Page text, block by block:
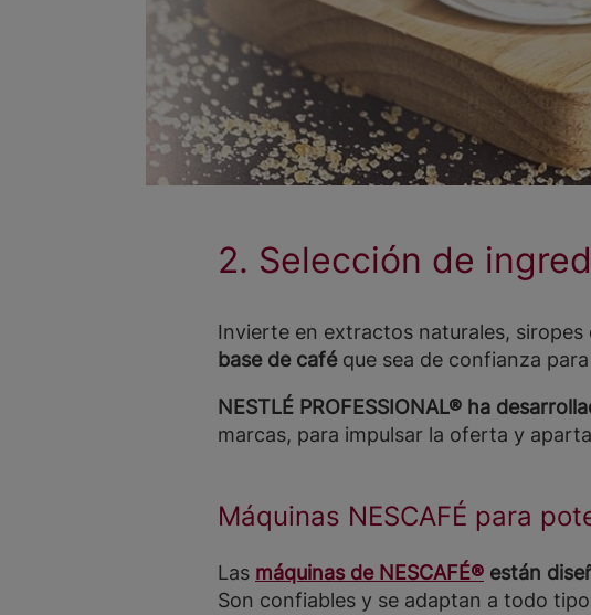
2. Selección de
Invierte en extractos naturales,
base de caféque sea de confianza
NESTLÉ PROFESSIONAL® ha
marcas, para impulsar la oferta y
Máquinas NESCAFÉ para
Las máquinas de NESCAFÉ® están
Son confiables y se adaptan a todo